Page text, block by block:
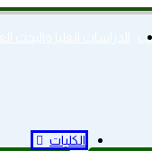
الدراسات العليا والبحث
الكليات